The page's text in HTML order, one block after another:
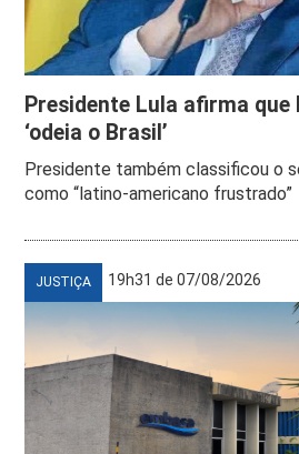
Presidente Lula afirma que
‘odeia o Brasil’
Presidente também classificou o
como “latino-americano frustrado”
JUSTIÇA 19h31 de 07/08/2026